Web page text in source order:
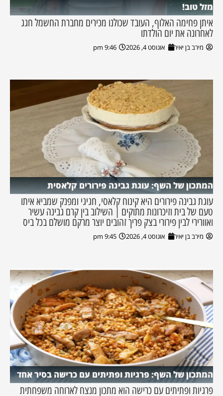
מזל טוב!
איתן פחימה האלוף, העובד שכולנו מכירים מחברת החשמל חגג
לאחרונה את יום הולדתו
מירב בן יאיר אוגוסט 4, 2026 9:46 pm
המתכון של השף: עוגת גבינה פירורים קלאסית
עוגת גבינה פירורים היא קינוח קלאסי, חגיגי ומפנק שמביא איתו
טעם של בית וזיכרונות מתוקים | השילוב בין קרם גבינה עשיר
ואוורירי לבין פירורי בצק פריך זהובים יוצר מרקם מושלם בכל ביס
מירב בן יאיר אוגוסט 4, 2026 9:45 pm
המתכון של השף: פרגיות ופתיתים עם כרישה בסיר אחד
פרגיות ופתיתים עם כרישה הוא מתכון מנצח לארוחה משפחתית